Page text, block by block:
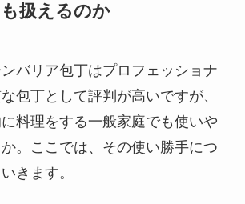
扱えるのか
バリア包丁はプロフェッショナ
包丁として評判が高いですが、
料理をする一般家庭でも使いや
。ここでは、その使い勝手につ
きます。